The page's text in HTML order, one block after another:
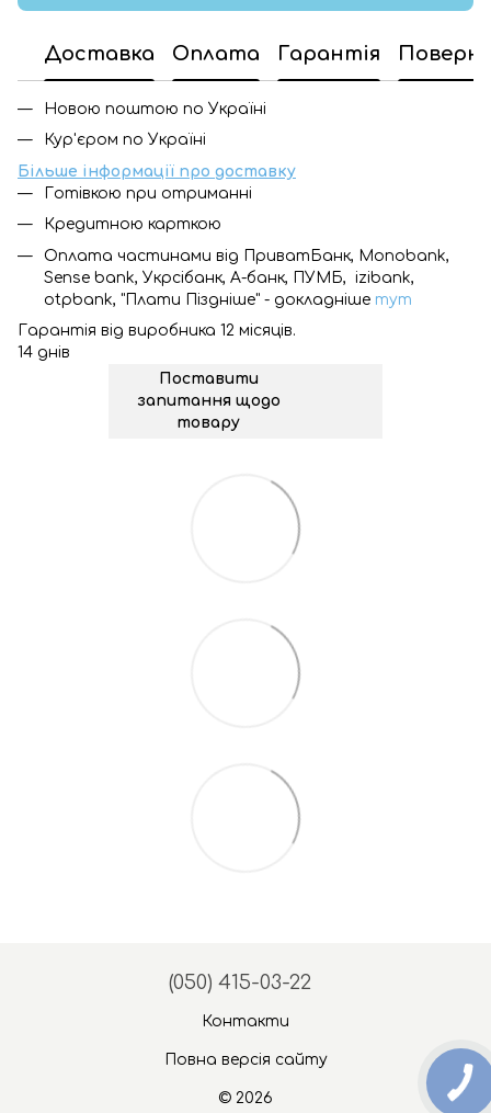
Доставка Оплата Гарантія
Новою поштою по Україні
Кур'єром по Україні
Більше інформації про доставку
Готівкою при отриманні
Кредитною карткою
Оплата частинами від ПриватБанк, Monobank,
Sense bank, Укрсібанк, А-банк, ПУМБ, izibank,
otpbank, "Плати Піздніше" - докладніше тут
Гарантія від виробника 12 місяців.
14 днів
Поставити
запитання щодо
товару
(050) 415-03-22
Контакти
Повна версія сайту
© 2026